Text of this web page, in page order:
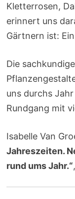
Kletterrosen,
erinnert uns
Gärtnern ist:
Die
uns durchs
Rundgang mit
Isabelle Van
Jahreszeiten.
rund ums Jahr.“